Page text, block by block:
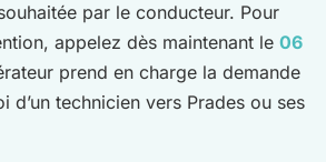
par le conducteur. Pour
appelez dès maintenant le 06
prend en charge la demande
d’un technicien vers Prades ou ses